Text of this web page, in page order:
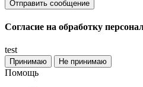
Согласие на обработку
test
Принимаю Не принимаю
Помощь